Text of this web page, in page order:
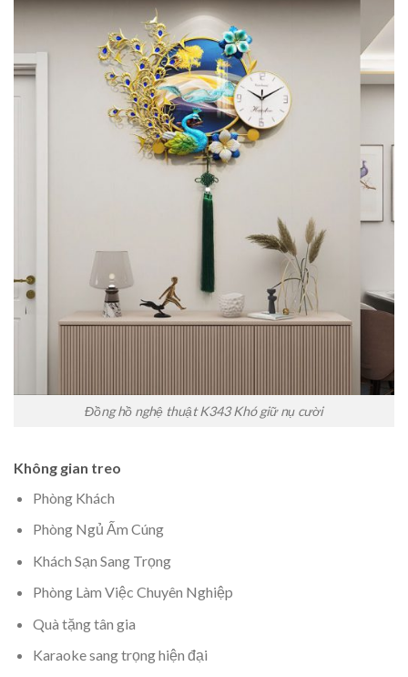
Đồng hồ nghệ thuật K343 Khó giữ nụ cười
Không gian treo
Phòng Khách
Phòng Ngủ Ấm Cúng
Khách Sạn Sang Trọng
Phòng Làm Việc Chuyên Nghiệp
Quà tặng tân gia
Karaoke sang trọng hiện đại